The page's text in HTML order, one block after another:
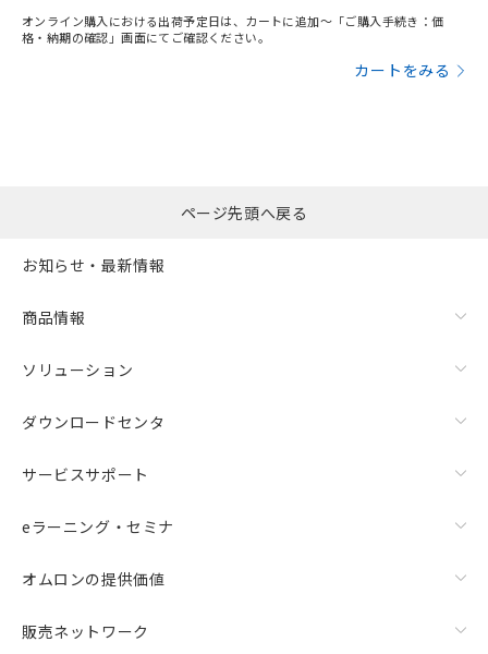
オンライン購入における出荷予定日は、カートに追加～「ご購入手続き：価
格・納期の確認」画面にてご確認ください。
カートをみる
ページ先頭へ戻る
お知らせ・最新情報
商品情報
ソリューション
ダウンロードセンタ
サービスサポート
eラーニング・セミナ
オムロンの提供価値
販売ネットワーク